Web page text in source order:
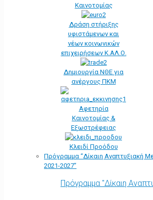
Καινοτομίας
Δράση στήριξης
υφιστάμενων και
νέων κοινωνικών
επιχειρήσεων Κ.ΑΛ.Ο.
Δημιουργία ΝΘΕ για
ανέργους ΠΚΜ
Αφετηρία
Kαινοτομίας &
Εξωστρέφειας
Κλειδί Προόδου
Πρόγραμμα “Δίκαιη Αναπτυξιακή
2021-2027”
Πρόγραμμα "Δίκαιη